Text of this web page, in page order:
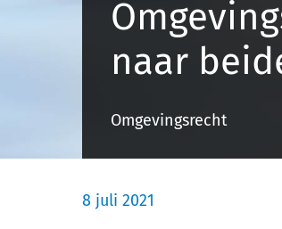
naar
Omgevingsrecht
8 juli 2021